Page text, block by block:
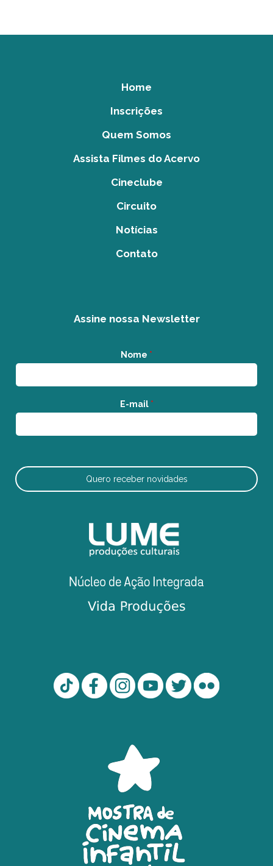
Home
Inscrições
Quem Somos
Assista Filmes do Acervo
Cineclube
Circuito
Notícias
Contato
Assine nossa Newsletter
Nome *
E-mail *
Quero receber novidades